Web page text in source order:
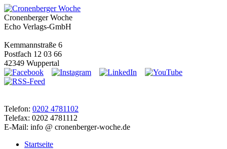
Cronenberger Woche
Echo Verlags-GmbH
Kemmannstraße 6
Postfach 12 03 66
42349 Wuppertal
Telefon: 0202 4781102
Telefax: 0202 4781112
E-Mail: info @ cronenberger-woche.de
Startseite